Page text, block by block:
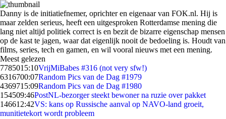
Danny is de initiatiefnemer, oprichter en eigenaar van FOK.nl. Hij is
maar zelden serieus, heeft een uitgesproken Rotterdamse mening die
lang niet altijd politiek correct is en bezit de bizarre eigenschap mensen
op de kast te jagen, waar dat eigenlijk nooit de bedoeling is. Houdt van
films, series, tech en gamen, en wil vooral nieuws met een mening.
Meest gelezen
7785015:10VrijMiBabes #316 (not very sfw!)
6316700:07Random Pics van de Dag #1979
4369715:09Random Pics van de Dag #1980
154509:46PostNL-bezorger steekt bewoner na ruzie over pakket
146612:42VS: kans op Russische aanval op NAVO-land groeit,
munitietekort wordt probleem